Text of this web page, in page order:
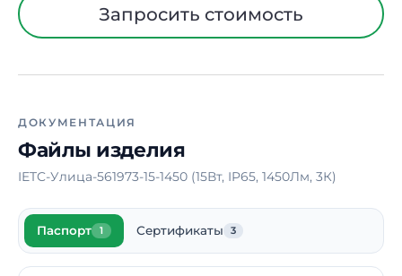
Материал корпуса
Сталь
Высота
Страна производства
Гарантия
Запросить стоимость
ДОКУМЕНТАЦИЯ
Файлы изделия
IETC-Улица-561973-15-1450 (15Вт, IP65, 1450Лм, 3К)
Паспорт 1 Сертификаты 3